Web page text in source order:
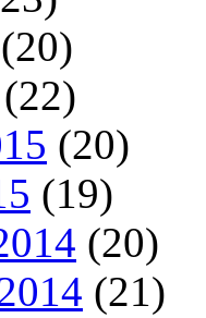
(20)
(22)
(20)
(19)
(20)
(21)